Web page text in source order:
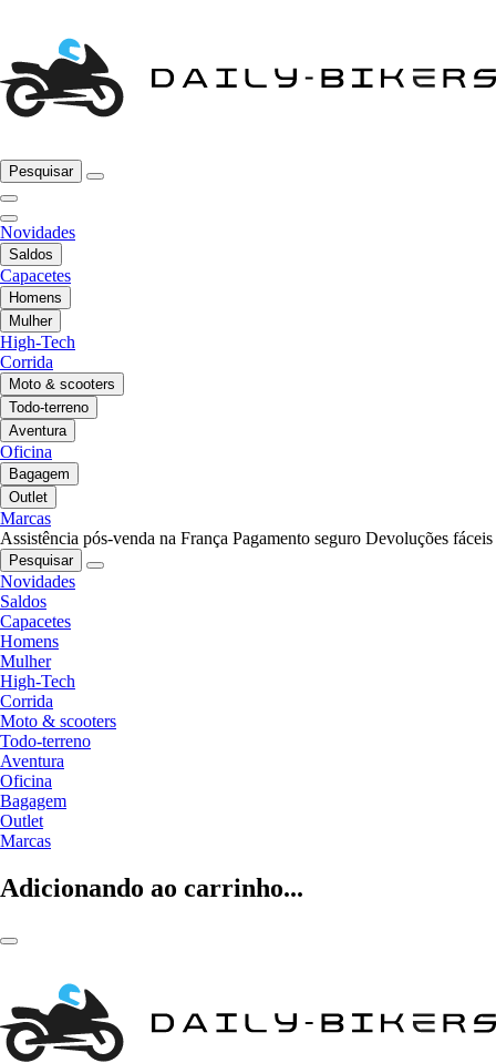
Pesquisar
Novidades
Saldos
Capacetes
Homens
Mulher
High-Tech
Corrida
Moto & scooters
Todo-terreno
Aventura
Oficina
Bagagem
Outlet
Marcas
Assistência pós-venda na França Pagamento seguro Devoluções fáceis
Pesquisar
Novidades
Saldos
Capacetes
Homens
Mulher
High-Tech
Corrida
Moto & scooters
Todo-terreno
Aventura
Oficina
Bagagem
Outlet
Marcas
Adicionando ao carrinho...